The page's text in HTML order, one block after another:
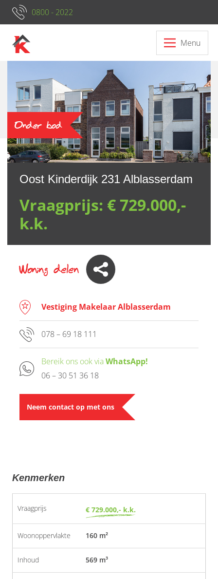
0800 - 2022
Menu
Onder bod
Oost Kinderdijk 231 Alblasserdam
Vraagprijs: € 729.000,-
k.k.
Woning delen
Vestiging Makelaar Alblasserdam
078 – 69 18 111
Bereik ons ook viaWhatsApp!
06 – 30 51 36 18
Neem contact op met ons
Neem contact op met ons
Kenmerken
Vraagprijs € 729.000,- k.k.
Woonoppervlakte 160 m²
Inhoud 569 m³